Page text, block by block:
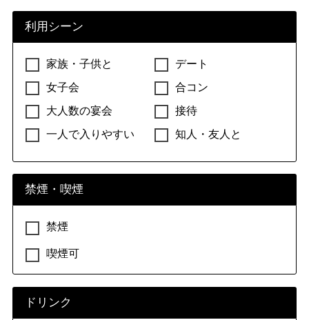
利用シーン
家族・子供と
デート
女子会
合コン
大人数の宴会
接待
一人で入りやすい
知人・友人と
禁煙・喫煙
禁煙
喫煙可
ドリンク